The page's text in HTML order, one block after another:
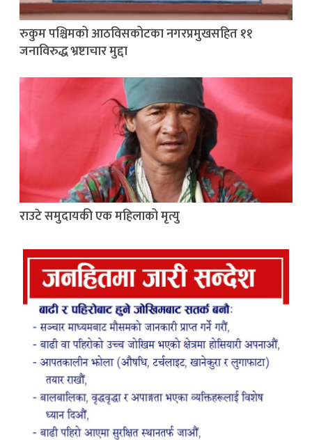
रुकुम पश्चिमको आठविसकोटका नगरप्रमुखसहित ११
जनाविरुद्ध भ्रष्टाचार मुद्दा
राउटे समुदायकी एक महिलाको मृत्यु